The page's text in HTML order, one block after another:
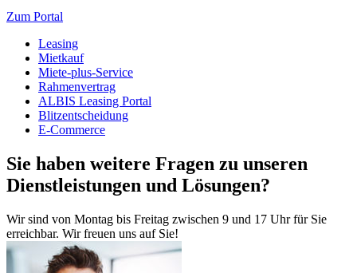
Zum Portal
Leasing
Mietkauf
Miete-plus-Service
Rahmenvertrag
ALBIS Leasing Portal
Blitzentscheidung
E-Commerce
Sie haben weitere Fragen zu unseren
Dienstleistungen und Lösungen?
Wir sind von Montag bis Freitag zwischen 9 und 17 Uhr für Sie
erreichbar. Wir freuen uns auf Sie!